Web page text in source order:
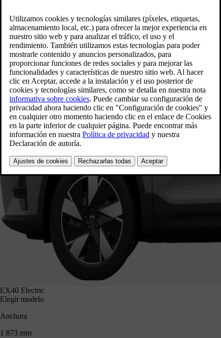
Consumo total de energía eléctrica (WLTP)
16.6 - 17.7 kWh/100 km
Consumo total de energía eléctrica (WLTP)
Tamaño y carga
Parte delantera
EX40 1 647 mm
EX40 Electric
Elegir modelo
Anchura
1 873 mm